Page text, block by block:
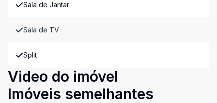
Sala de Jantar
Sala de TV
Split
Video do imóvel
Imóveis semelhantes